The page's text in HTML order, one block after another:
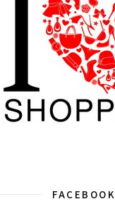
FACEBOOK